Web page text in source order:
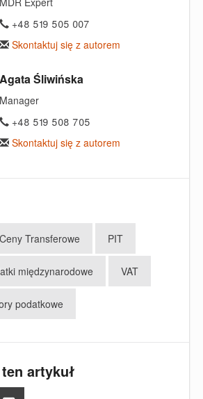
+48 519 505 007
Skontaktuj się z autorem
Agata Śliwińska
Manager
+48 519 508 705
Skontaktuj się z autorem
Ceny Transferowe PIT
międzynarodowe VAT
podatkowe
artykuł